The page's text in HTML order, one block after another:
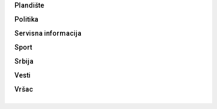
Plandište
Politika
Servisna informacija
Sport
Srbija
Vesti
Vršac